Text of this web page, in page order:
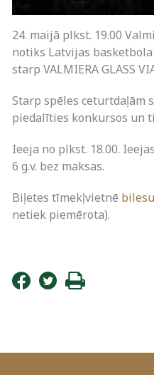
24. maijā plkst. 19.00
notiks Latvijas
starp VALMIERA GLASS
Starp spēles ceturtdaļām
piedalīties konkursos un
Ieeja no plkst. 18.00.
6 g.v. bez maksas.
Biļetes tīmekļvietnē
netiek piemērota).